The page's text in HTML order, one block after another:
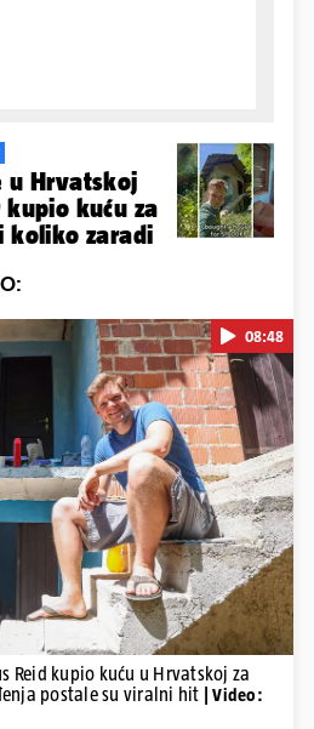
u Hrvatskoj
kuću za
koliko zaradi
videa...
08:48
Reid kupio kuću u Hrvatskoj za
postale su viralni hit
| Video: